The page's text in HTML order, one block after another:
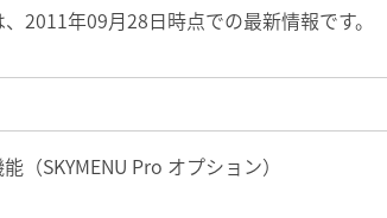
2011年09月28日時点での最新情報です。
（SKYMENU Pro オプション）